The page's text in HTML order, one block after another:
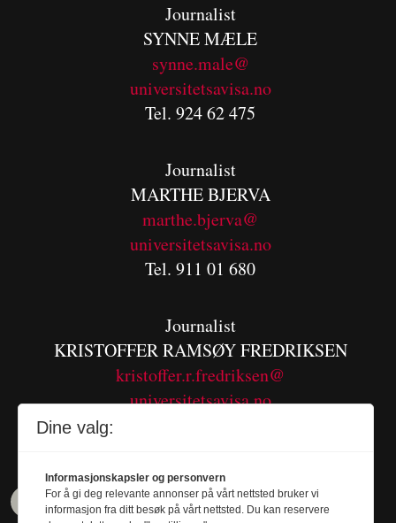
Journalist
SYNNE MÆLE
synne.male@
universitetsavisa.no
Tel. 924 62 475
Journalist
MARTHE BJERVA
marthe.bjerva@
universitetsavisa.no
Tel. 911 01 680
Journalist
KRISTOFFER RAMSØY FREDRIKSEN
kristoffer.r.fredriksen@
universitetsavisa.no
Dine valg:
Informasjonskapsler og personvern
For å gi deg relevante annonser på vårt nettsted bruker vi
informasjon fra ditt besøk på vårt nettsted. Du kan reservere